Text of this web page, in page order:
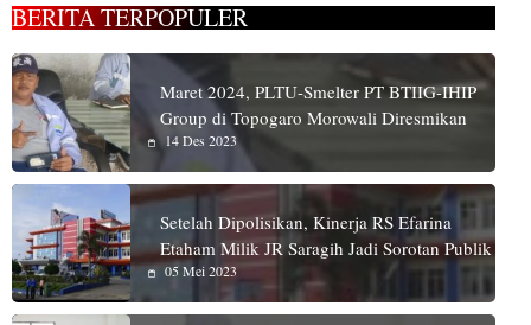
BERITA TERPOPULER
Maret 2024, PLTU-Smelter PT BTIIG-IHIP
Group di Topogaro Morowali Diresmikan
14 Des 2023
Setelah Dipolisikan, Kinerja RS Efarina
Etaham Milik JR Saragih Jadi Sorotan Publik
05 Mei 2023